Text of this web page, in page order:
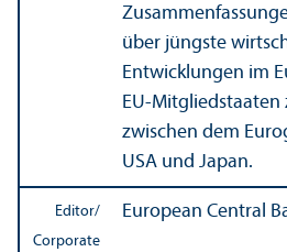
über jüngste
Entwicklungen im
EU-Mitgliedstaaten
zwischen dem
USA und Japan.
Editor/
Corporate
European Central